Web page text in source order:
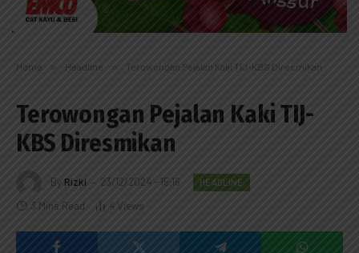
Home » Headline » Terowongan Pejalan Kaki TIJ-KBS Diresmikan
Terowongan Pejalan Kaki TIJ-
KBS Diresmikan
By Rizki 23/12/2024 - 15:16 HEADLINE
3 Mins Read 4 Views